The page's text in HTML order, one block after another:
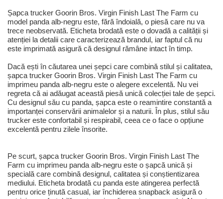
Șapca trucker Goorin Bros. Virgin Finish Last The Farm cu
model panda alb-negru este, fără îndoială, o piesă care nu va
trece neobservată. Eticheta brodată este o dovadă a calității și
atenției la detalii care caracterizează brandul, iar faptul că nu
este imprimată asigură că designul rămâne intact în timp.
Dacă ești în căutarea unei șepci care combină stilul și calitatea,
șapca trucker Goorin Bros. Virgin Finish Last The Farm cu
imprimeu panda alb-negru este o alegere excelentă. Nu vei
regreta că ai adăugat această piesă unică colecției tale de șepci.
Cu designul său cu panda, șapca este o reamintire constantă a
importanței conservării animalelor și a naturii. În plus, stilul său
trucker este confortabil și respirabil, ceea ce o face o opțiune
excelentă pentru zilele însorite.
Pe scurt, șapca trucker Goorin Bros. Virgin Finish Last The
Farm cu imprimeu panda alb-negru este o șapcă unică și
specială care combină designul, calitatea și conștientizarea
mediului. Eticheta brodată cu panda este atingerea perfectă
pentru orice ținută casual, iar închiderea snapback asigură o